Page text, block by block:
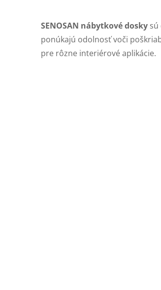
SENOSAN nábytkové dosky sú
ponúkajú odolnosť voči
pre rôzne interiérové aplikácie.